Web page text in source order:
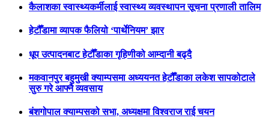
कैलाशका स्वास्थ्यकर्मीलाई स्वास्थ्य व्यवस्थापन सूचना प्रणाली तालिम
हेटौँडामा व्यापक फैलियो ‘पार्थेनियम’ झार
धूप उत्पादनबाट हेटौँडाका गृहिणीको आम्दानी बढ्दै
मकवानपुर बहुमुखी क्याम्पसमा अध्ययनत हेटौँडाका लकेश सापकोटाले
सुरु गरे आफ्नै व्यवसाय
बंशगोपाल क्याम्पसको सभा, अध्यक्षमा विश्वराज राई चयन